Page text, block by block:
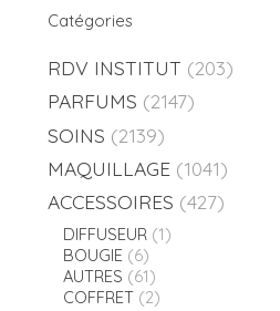
Catégories
RDV INSTITUT (203)
PARFUMS (2147)
SOINS (2139)
MAQUILLAGE (1041)
ACCESSOIRES (427)
DIFFUSEUR (1)
BOUGIE (6)
AUTRES (61)
COFFRET (2)